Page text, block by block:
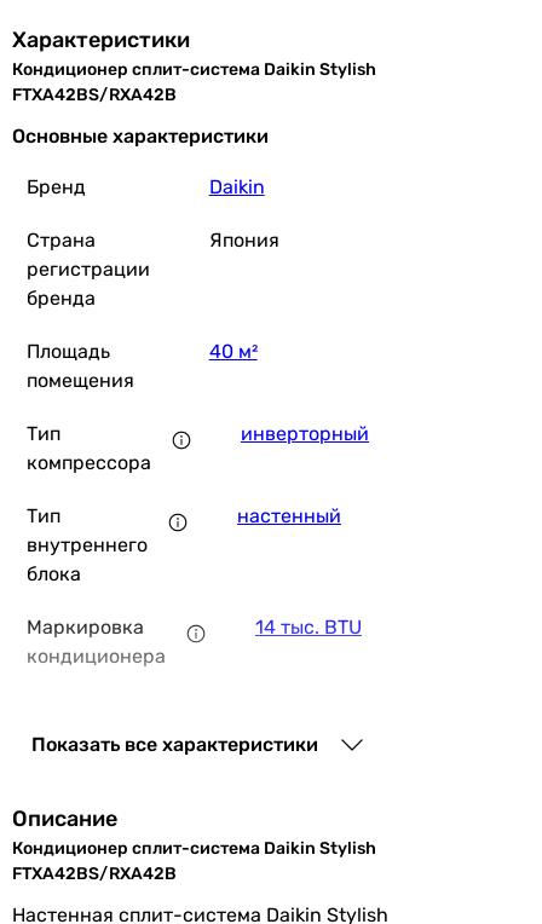
103 931грн
107 265
40 м²
50 м²
40 м²
Характеристики
Кондиционер сплит-система Daikin Stylish
FTXA42BS/RXA42B
Основные характеристики
Бренд Daikin
Страна
регистрации
бренда
Япония
Площадь
помещения
40 м²
Тип
компрессора
инверторный
Тип
внутреннего
блока
настенный
Маркировка
кондиционера
14 тыс. BTU
тихий кондиционер
фреона
Производство
Показать все характеристики
Описание
Кондиционер сплит-система Daikin Stylish
FTXA42BS/RXA42B
Настенная сплит-система Daikin Stylish